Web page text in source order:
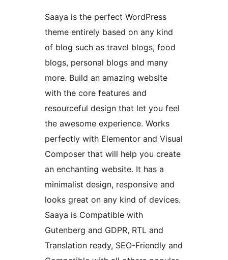
Saaya is the perfect WordPress
theme entirely based on any kind
of blog such as travel blogs, food
blogs, personal blogs and many
more. Build an amazing website
with the core features and
resourceful design that let you feel
the awesome experience. Works
perfectly with Elementor and Visual
Composer that will help you create
an enchanting website. It has a
minimalist design, responsive and
looks great on any kind of devices.
Saaya is Compatible with
Gutenberg and GDPR, RTL and
Translation ready, SEO-Friendly and